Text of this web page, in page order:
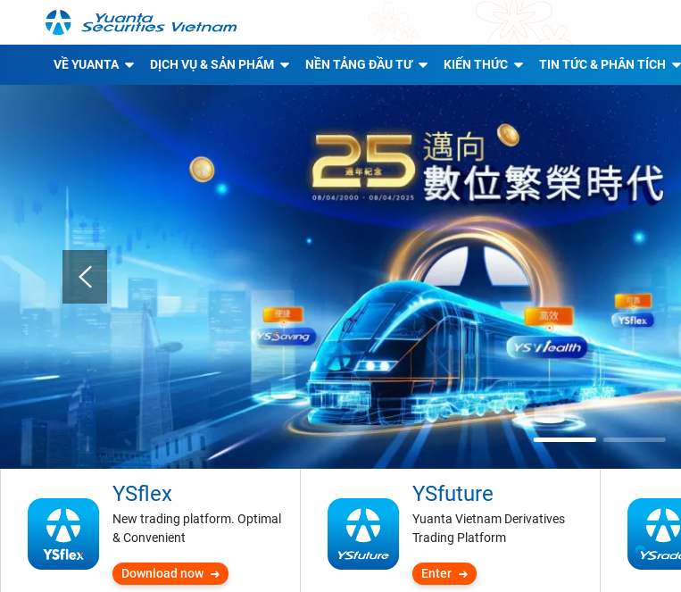
VỀ YUANTA DỊCH VỤ & SẢN PHẨM NỀN TẢNG ĐẦU TƯ KIẾN THỨC TIN TỨC & PHÂN TÍCH
YSflex
New trading platform. Optimal
& Convenient
Download now
YSfuture
Yuanta Vietnam Derivatives
Trading Platform
Enter